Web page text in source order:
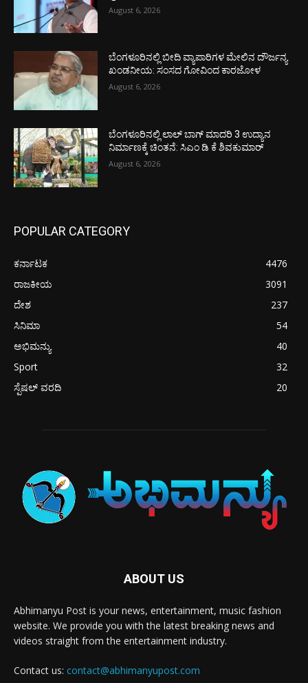
August 6, 2026
ಬೆಂಗಳೂರಿನಲ್ಲಿ ಬೀದಿ ವ್ಯಾಪಾರಿಗಳ ಮೇಲಿನ ದೌರ್ಜನ್ಯ
ಖಂಡನೀಯ: ಸಂಸದ ಗೋವಿಂದ ಕಾರಜೋಳ
August 6, 2026
ಬೆಂಗಳೂರಿನಲ್ಲಿ ಲಾಲ್ ಬಾಗ್ ಮಾದರಿ 3 ಉದ್ಯಾನ
ನಿರ್ಮಾಣಕ್ಕೆ ಚಿಂತನೆ: ಸಿಎಂ ಡಿ ಕೆ ಶಿವಕುಮಾರ್
August 6, 2026
POPULAR CATEGORY
ಕರ್ನಾಟಕ
4476
ರಾಜಕೀಯ
3091
ದೇಶ
237
ಸಿನಿಮಾ
54
ಅಭಿಮನ್ಯು
40
Sport
32
ಸ್ಪೆಷಲ್ ವರದಿ
20
ABOUT US
Abhimanyu Post is your news, entertainment, music fashion
website. We provide you with the latest breaking news and
videos straight from the entertainment industry.
Contact us: contact@abhimanyupost.com